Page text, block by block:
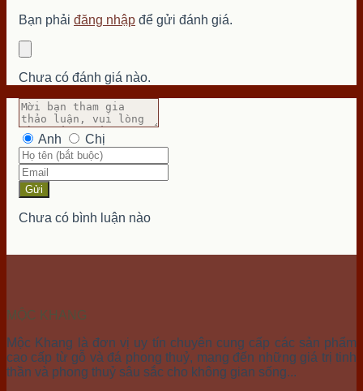
Bạn phải đăng nhập để gửi đánh giá.
Chưa có đánh giá nào.
Anh Chị
Gửi
Chưa có bình luận nào
MỘC KHANG
Mộc Khang là đơn vị uy tín chuyên cung cấp các sản phẩm
cao cấp từ gỗ và đá phong thuỷ, mang đến những giá trị tinh
thần và phong thuỷ sâu sắc cho không gian sống...